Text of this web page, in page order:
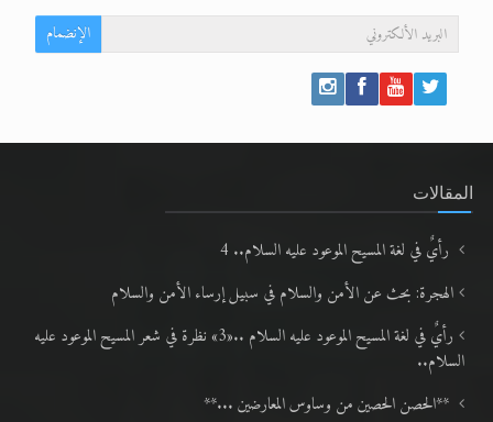
الإنضمام
المقالات
رأيٌ في لغة المسيح الموعود عليه السلام.. 4
الهجرة: بحث عن الأمن والسلام في سبيل إرساء الأمن والسلام
رأيٌ في لغة المسيح الموعود عليه السلام ..«3» نظرة في شعر المسيح الموعود عليه
السلام..
**الحصن الحصين من وساوس المعارضين ...**